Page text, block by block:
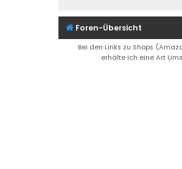
Foren-Übersicht
Bei den Links zu Shops
erhälte ich eine Art